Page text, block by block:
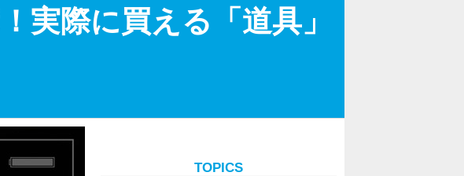
実際に買える「道具」
TOPICS